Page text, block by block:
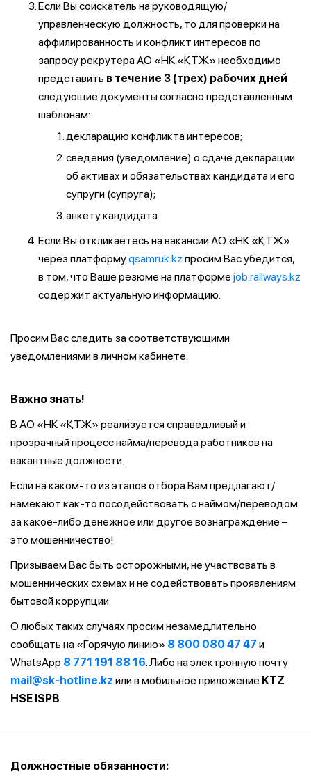
Если Вы соискатель на руководящую/
управленческую должность, то для проверки на
аффилированность и конфликт интересов по
запросу рекрутера АО «НК «ҚТЖ» необходимо
представить в течение 3 (трех) рабочих дней
следующие документы согласно представленным
шаблонам:
декларацию конфликта интересов;
сведения (уведомление) о сдаче декларации
об активах и обязательствах кандидата и его
супруги (супруга);
анкету кандидата.
Если Вы откликаетесь на вакансии АО «НК «ҚТЖ»
через платформуqsamruk.kz просим Вас убедится,
в том, что Ваше резюме на платформе job.railways.kz
содержит актуальную информацию.
Просим Вас следить за соответствующими
уведомлениями в личном кабинете.
Важно знать!
В АО «НК «ҚТЖ» реализуется справедливый и
прозрачный процесс найма/перевода работников на
вакантные должности.
Если на каком-то из этапов отбора Вам предлагают/
намекают как-то посодействовать с наймом/переводом
за какое-либо денежное или другое вознаграждение –
это мошенничество!
Призываем Вас быть осторожными, не участвовать в
мошеннических схемах и не содействовать проявлениям
бытовой коррупции.
О любых таких случаях просим незамедлительно
сообщать на «Горячую линию» 8 800 080 47 47 и
WhatsApp 8 771 191 88 16. Либо на электронную почту
mail@sk-hotline.kz или в мобильное приложение KTZ
HSE ISPB.
Должностные обязанности: